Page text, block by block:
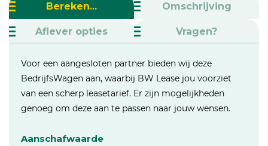
Bereken... Omschrijving
Aflever opties Vragen?
Voor een aangesloten partner bieden wij deze
BedrijfsWagen aan, waarbij BW Lease jou voorziet
van een scherp leasetarief. Er zijn mogelijkheden
genoeg om deze aan te passen naar jouw wensen.
Aanschafwaarde